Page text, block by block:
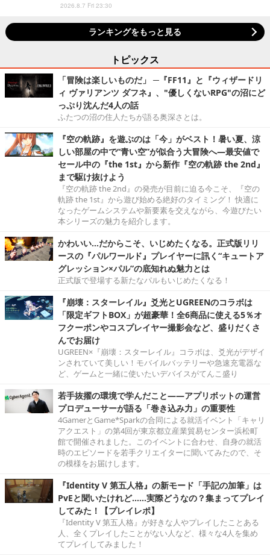
2026.8.7 Fri 23:30
ランキングをもっと見る
トピックス
「冒険は楽しいものだ」 ─『FF11』と『ウィザードリ
ィ ヴァリアンツ ダフネ』、"優しくないRPG"の沼にど
っぷり沈んだ4人の話
ふたつの沼の住人たちが語る奥深さとは。
『空の軌跡』を遊ぶのは「今」がベスト！暑い夏、涼
しい部屋の中で“青い空”が似合う大冒険へ―最安値で
セール中の『the 1st』から新作『空の軌跡 the 2nd』
まで駆け抜けよう
『空の軌跡 the 2nd』の発売が目前に迫る今こそ、『空の
軌跡 the 1st』から遊び始める絶好のタイミング！ 快適に
なったゲームシステムや新要素を交えながら、今遊びたい
本シリーズの魅力を紹介します。
かわいい…だからこそ、いじめたくなる。正式版リリ
ースの『パルワールド』プレイヤーに訊く“キュートア
グレッション×パル”の底知れぬ魅力とは
正式版で登場する新たなパルもいじめたくなる！
『崩壊：スターレイル』爻光とUGREENのコラボは
「限定ギフトBOX」が超豪華！全6商品に使える5％オ
フクーポンやコスプレイヤー撮影会など、盛りだくさ
んでお届け
UGREEN×『崩壊：スターレイル』コラボは、爻光がデザイ
ンされていて美しい！モバイルバッテリーや急速充電器な
ど、ゲームと一緒に使いたいデバイスがてんこ盛り
若手抜擢の環境で学んだこと――アプリボットの運営
プロデューサーが語る「巻き込み力」の重要性
4GamerとGame*Sparkの合同による就活イベント「キャリ
アクエスト」の第4回が東京都立産業貿易センター浜松町
館で開催されました。このイベントに合わせ、自身の就活
時のエピソードを若手クリエイターに聞いてみたので、そ
の模様をお届けします。
『Identity V 第五人格』の新モード「手記の加筆」は
PvEと聞いたけれど……実際どうなの？集まってプレイ
してみた！【プレイレポ】
『Identity V 第五人格』が好きな人やプレイしたことある
人、全くプレイしたことがない人など、様々な4人を集め
てプレイしてみました！